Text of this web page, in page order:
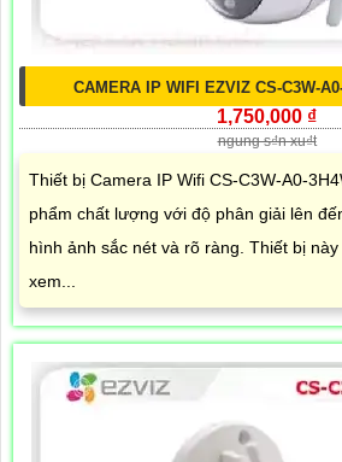
CAMERA IP WIFI EZVIZ CS-C3W-
1,750,000 ₫
ngung s₫n xu₫t
Thiết bị Camera IP Wifi CS-C3W-A0-
phẩm chất lượng với độ phân giải lên
hình ảnh sắc nét và rõ ràng. Thiết bị
xem...